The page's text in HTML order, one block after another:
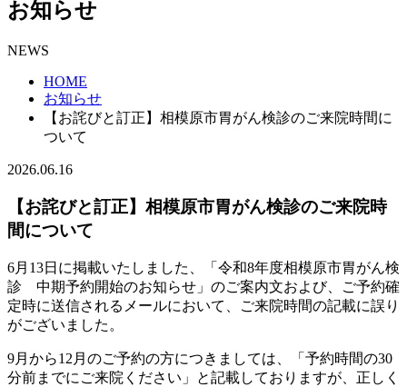
お知らせ
NEWS
HOME
お知らせ
【お詫びと訂正】相模原市胃がん検診のご来院時間に
ついて
2026.06.16
【お詫びと訂正】相模原市胃がん検診のご来院時
間について
6月13日に掲載いたしました、「令和8年度相模原市胃がん検
診 中期予約開始のお知らせ」のご案内文および、ご予約確
定時に送信されるメールにおいて、ご来院時間の記載に誤り
がございました。
9月から12月のご予約の方につきましては、「予約時間の30
分前までにご来院ください」と記載しておりますが、正しく